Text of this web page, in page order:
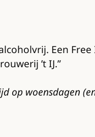
Een Free
’t IJ.”
op woensdagen